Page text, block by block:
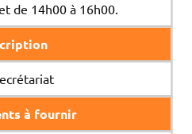
de 14h00 à 16h00.
à fournir